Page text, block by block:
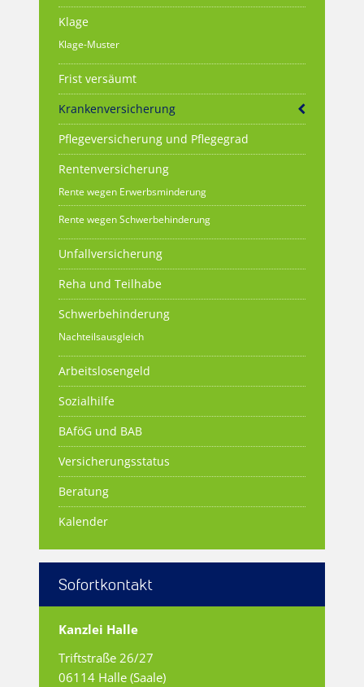
Klage
Klage-Muster
Frist versäumt
Krankenversicherung
Pflegeversicherung und Pflegegrad
Rentenversicherung
Rente wegen Erwerbsminderung
Rente wegen Schwerbehinderung
Unfallversicherung
Reha und Teilhabe
Schwerbehinderung
Nachteilsausgleich
Arbeitslosengeld
Sozialhilfe
BAföG und BAB
Versicherungsstatus
Beratung
Kalender
Sofortkontakt
Kanzlei Halle
Triftstraße 26/27
06114 Halle (Saale)